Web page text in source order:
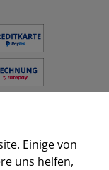
Einige von
uns helfen,